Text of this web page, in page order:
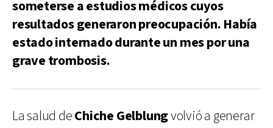
someterse a estudios médicos cuyos
resultados generaron preocupación. Había
estado internado durante un mes por una
grave trombosis.
La salud deChiche Gelblungvolvió a generar